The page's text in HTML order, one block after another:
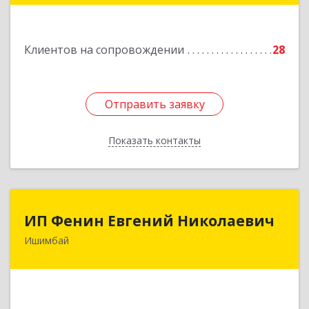
Клиентов на сопровождении 28
Отправить заявку
Показать контакты
Отправить заявку
Назад
ИП Фенин Евгений Николаевич
Ишимбай
ИП Фенин Евгений Николаевич
453211, Башкортостан Респ, Ишимбайский р-н,